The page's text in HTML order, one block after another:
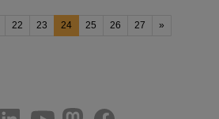
22 23 24 25 26 27 »
facebook